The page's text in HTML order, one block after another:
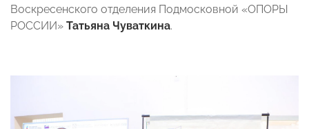
Воскресенского отделения Подмосковной «ОПОРЫ
РОССИИ» Татьяна Чуваткина.